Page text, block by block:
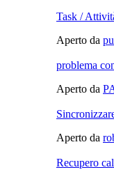
Task /
Aperto da
problema
Aperto da
Aperto da
Recupero